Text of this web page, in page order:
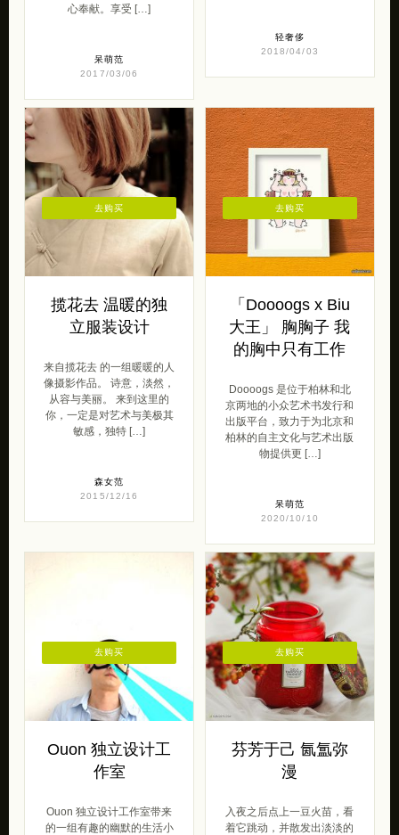
心奉献。享受 […]
呆萌范
2017/03/06
轻奢侈
2018/04/03
揽花去 温暖的独
立服装设计
来自揽花去 的一组暖暖的人
像摄影作品。 诗意，淡然，
从容与美丽。 来到这里的
你，一定是对艺术与美极其
敏感，独特 […]
森女范
2015/12/16
去购买
「Doooogs x Biu
大王」 胸胸子 我
的胸中只有工作
Doooogs 是位于柏林和北
京两地的小众艺术书发行和
出版平台，致力于为北京和
柏林的自主文化与艺术出版
物提供更 […]
呆萌范
2020/10/10
去购买
Ouon 独立设计工
作室
Ouon 独立设计工作室带来
的一组有趣的幽默的生活小
去购买
芬芳于己 氤氲弥
漫
入夜之后点上一豆火苗，看
着它跳动，并散发出淡淡的
去购买